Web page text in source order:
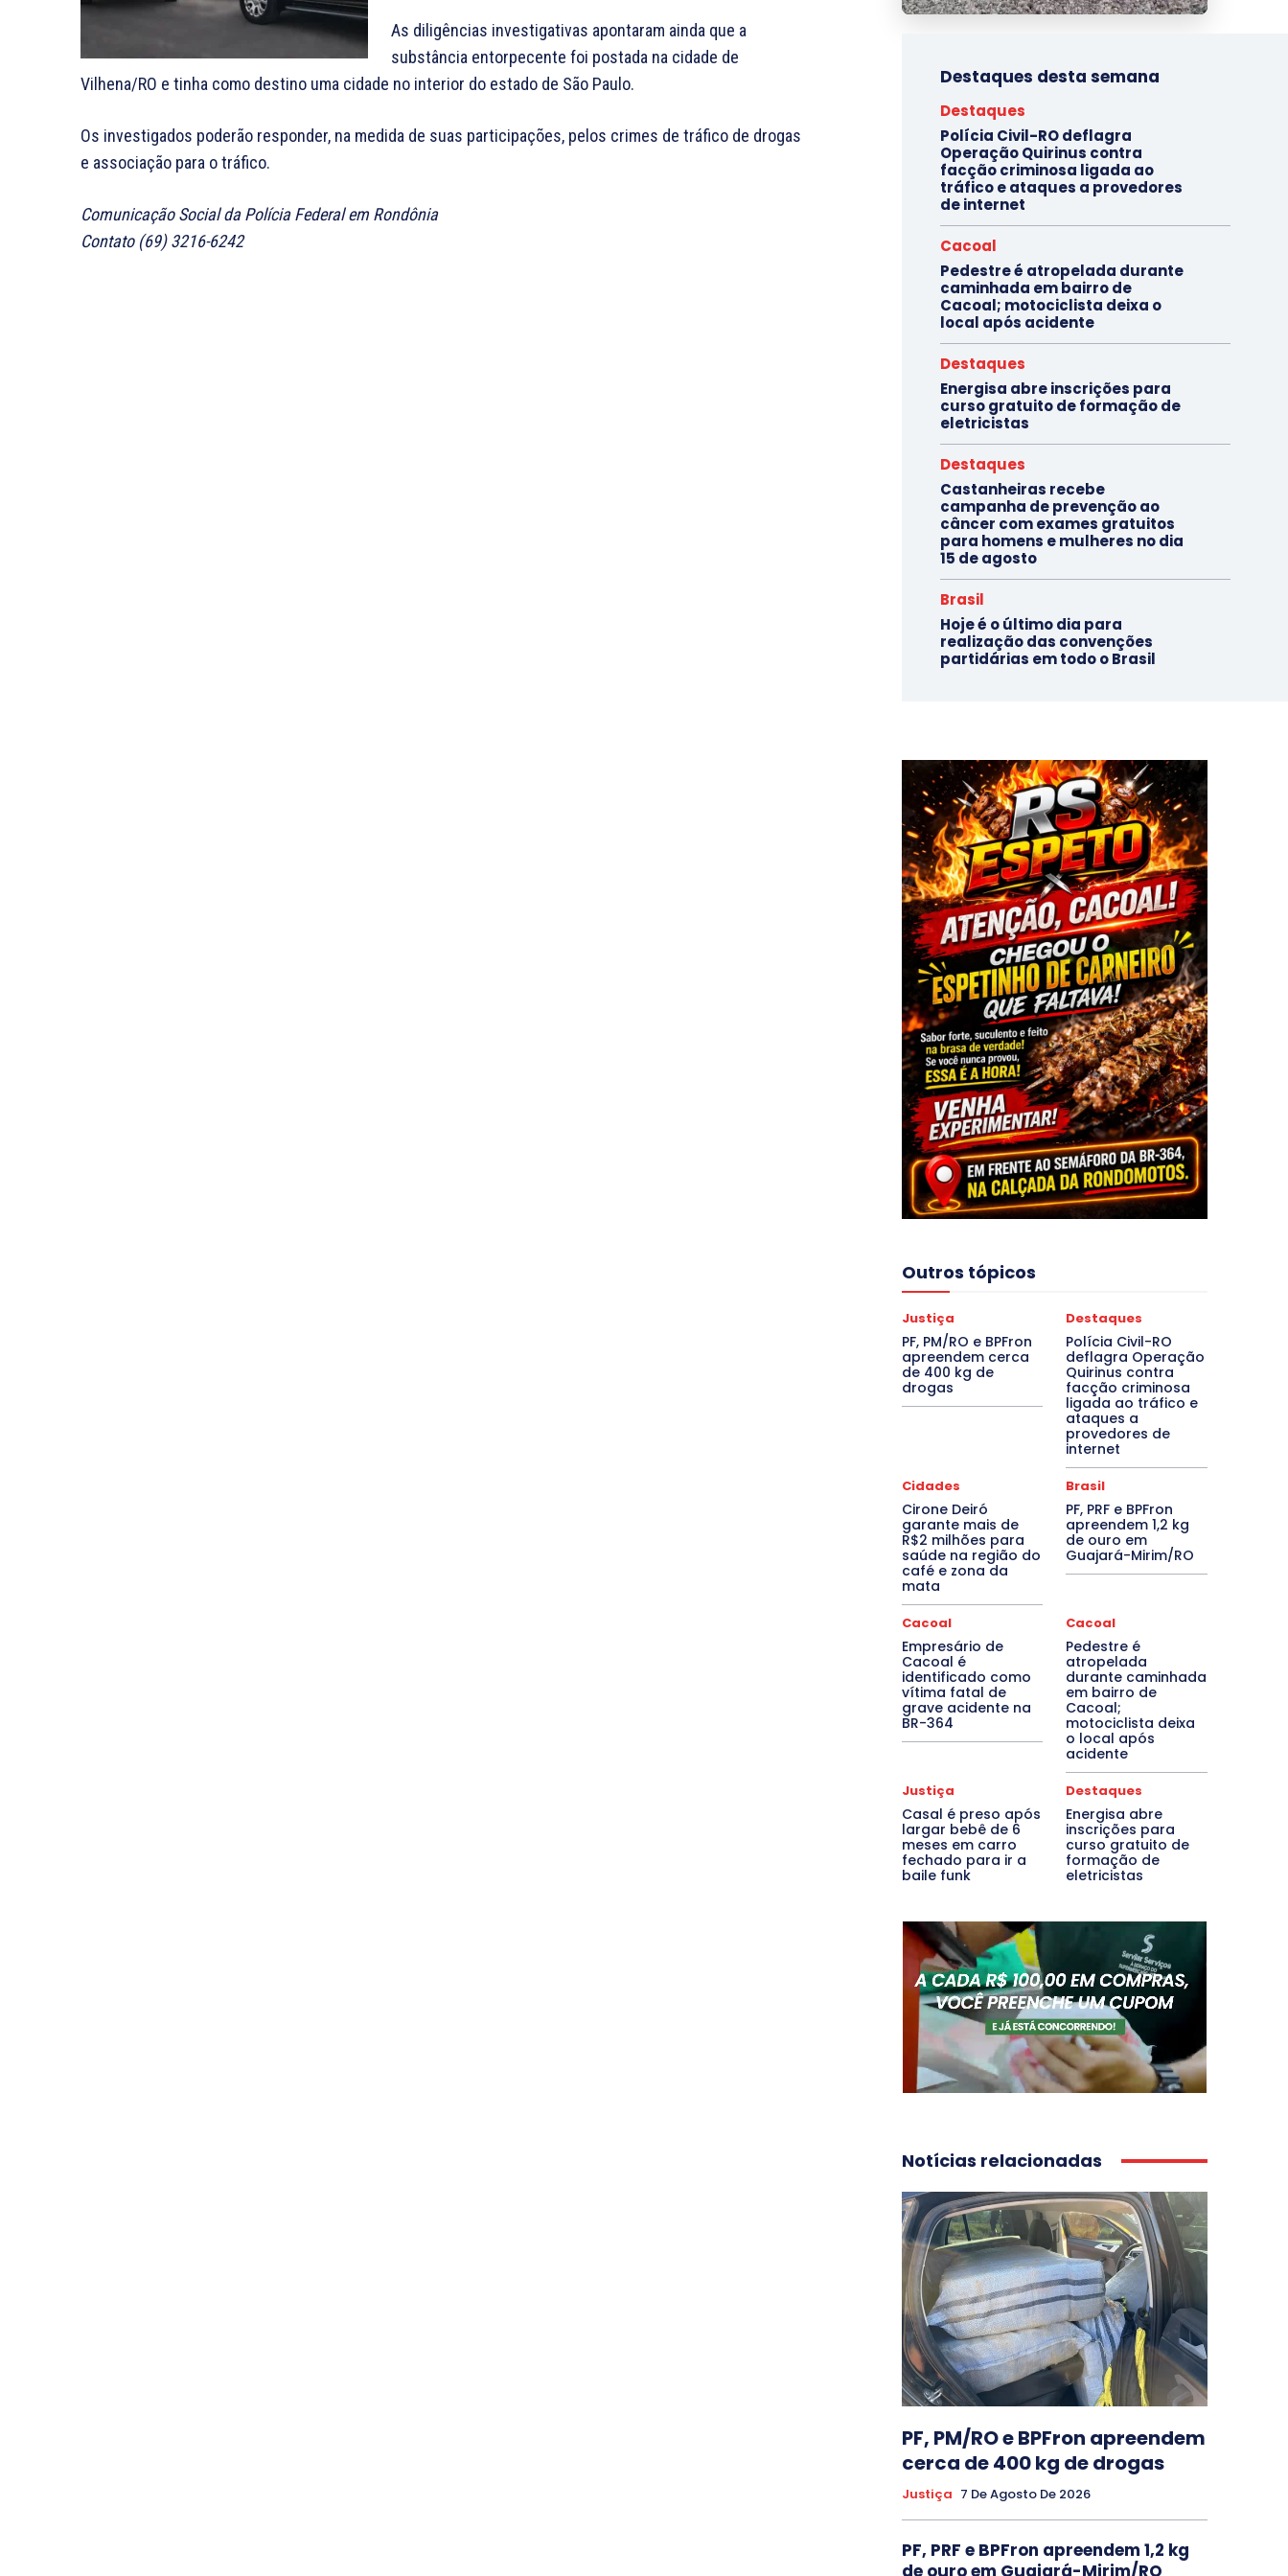
As diligências investigativas apontaram ainda que a
substância entorpecente foi postada na cidade de
Vilhena/RO e tinha como destino uma cidade no interior do estado de São Paulo.
Os investigados poderão responder, na medida de suas participações, pelos crimes de tráfico de drogas
e associação para o tráfico.
Comunicação Social da Polícia Federal em Rondônia
Contato (69) 3216-6242
Destaques desta semana
Destaques
Polícia Civil-RO deflagra
Operação Quirinus contra
facção criminosa ligada ao
tráfico e ataques a provedores
de internet
Cacoal
Pedestre é atropelada durante
caminhada em bairro de
Cacoal; motociclista deixa o
local após acidente
Destaques
Energisa abre inscrições para
curso gratuito de formação de
eletricistas
Destaques
Castanheiras recebe
campanha de prevenção ao
câncer com exames gratuitos
para homens e mulheres no dia
15 de agosto
Brasil
Hoje é o último dia para
realização das convenções
partidárias em todo o Brasil
Outros tópicos
Justiça
PF, PM/RO e BPFron
apreendem cerca
de 400 kg de
drogas
Destaques
Polícia Civil-RO
deflagra Operação
Quirinus contra
facção criminosa
ligada ao tráfico e
ataques a
provedores de
internet
Cidades
Cirone Deiró
garante mais de
R$2 milhões para
saúde na região do
café e zona da
mata
Brasil
PF, PRF e BPFron
apreendem 1,2 kg
de ouro em
Guajará-Mirim/RO
Cacoal
Empresário de
Cacoal é
identificado como
vítima fatal de
grave acidente na
BR-364
Cacoal
Pedestre é
atropelada
durante caminhada
em bairro de
Cacoal;
motociclista deixa
o local após
acidente
Justiça
Casal é preso após
largar bebê de 6
meses em carro
fechado para ir a
baile funk
Destaques
Energisa abre
inscrições para
curso gratuito de
formação de
eletricistas
Notícias relacionadas
PF, PM/RO e BPFron apreendem
cerca de 400 kg de drogas
Justiça 7 De Agosto De 2026
PF, PRF e BPFron apreendem 1,2 kg
de ouro em Guajará-Mirim/RO